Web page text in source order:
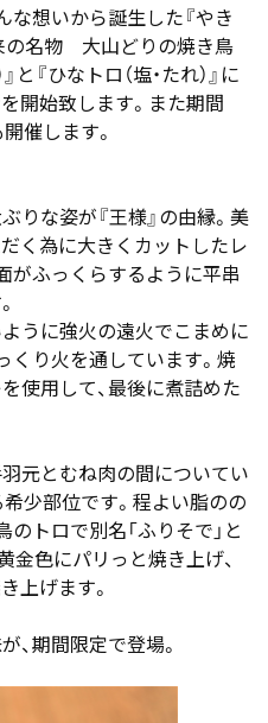
んな想いから誕生した『やき
の名物 大山どりの焼き鳥
と『ひなトロ（塩・たれ）』に
開始致します。また期間
催します。
りな姿が『王様』の由縁。美
く為に大きくカットしたレ
がふっくらするように平串
うに強火の遠火でこまめに
くり火を通しています。焼
使用して、最後に煮詰めた
元とむね肉の間についてい
希少部位です。程よい脂のの
トロで別名「ふりそで」と
金色にパリっと焼き上げ、
上げます。
、期間限定で登場。